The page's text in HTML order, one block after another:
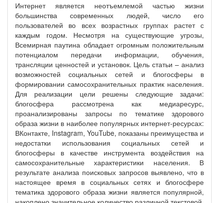
Интернет является неотъемлемой частью жизни
большинства современных людей, число его
пользователей во всех возрастных группах растет с
каждым годом. Несмотря на существующие угрозы,
Всемирная паутина обладает огромным положительным
потенциалом передачи информации, обучения,
трансляции ценностей и установок. Цель статьи – анализ
возможностей социальных сетей и блогосферы в
формировании самосохранительных практик населения.
Для реализации цели решены следующие задачи:
блогосфера рассмотрена как медиаресурс,
проанализированы запросы по тематике здорового
образа жизни в наиболее популярных интернет-ресурсах:
ВКонтакте, Instagram, YouTube, показаны преимущества и
недостатки использования социальных сетей и
блогосферы в качестве инструмента воздействия на
самосохранительные характеристики населения. В
результате анализа поисковых запросов выявлено, что в
настоящее время в социальных сетях и блогосфере
тематика здорового образа жизни является популярной,